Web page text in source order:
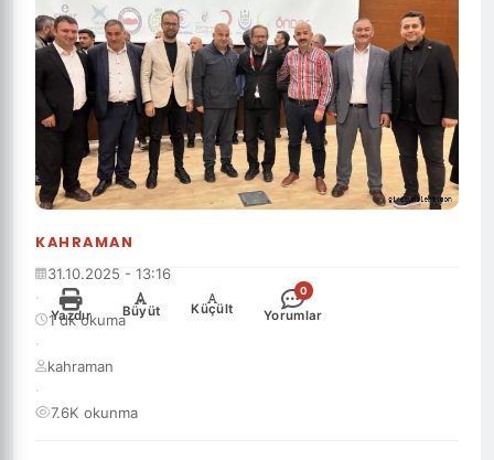
KAHRAMAN
31.10.2025 - 13:16
·
1 dk okuma
·
kahraman
·
7.6K okunma
Yazdır
+
Büyüt
-
Küçült
0
Yorumlar